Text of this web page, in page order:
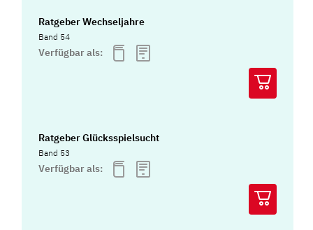
Ratgeber Wechseljahre
Band 54
Verfügbar als:
Ratgeber Glücksspielsucht
Band 53
Verfügbar als: